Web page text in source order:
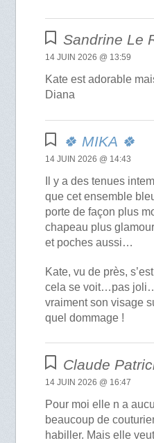
Sandrine Le
14 JUIN 2026 @ 13:59
Kate est adorable
Diana
🍀 MIKA 🍀
14 JUIN 2026 @ 14:43
Il y a des tenues
que cet ensemble
porte de façon plus
chapeau plus
et poches aussi…
Kate, vu de près,
cela se voit…pas
vraiment son visage
quel dommage !
Claude
14 JUIN 2026 @ 16:47
Pour moi elle n a
beaucoup de
habiller. Mais elle